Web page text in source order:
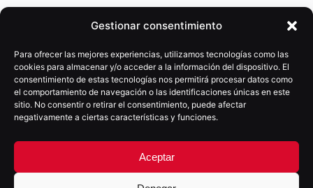
Gestionar consentimiento
Para ofrecer las mejores experiencias, utilizamos tecnologías como las
cookies para almacenar y/o acceder a la información del dispositivo. El
consentimiento de estas tecnologías nos permitirá procesar datos como
el comportamiento de navegación o las identificaciones únicas en este
sitio. No consentir o retirar el consentimiento, puede afectar
negativamente a ciertas características y funciones.
Aceptar